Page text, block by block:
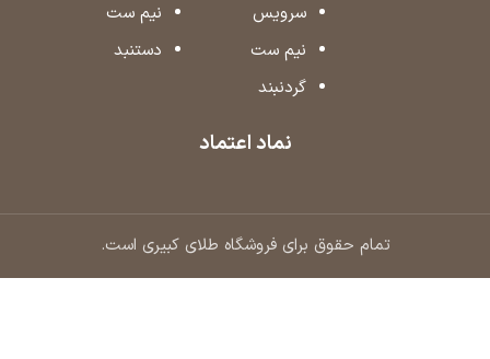
سرویس
نیم ست
گردنبند
نیم ست
دستنبد
نماد اعتماد
تمام حقوق برای فروشگاه طلای کبیری است.